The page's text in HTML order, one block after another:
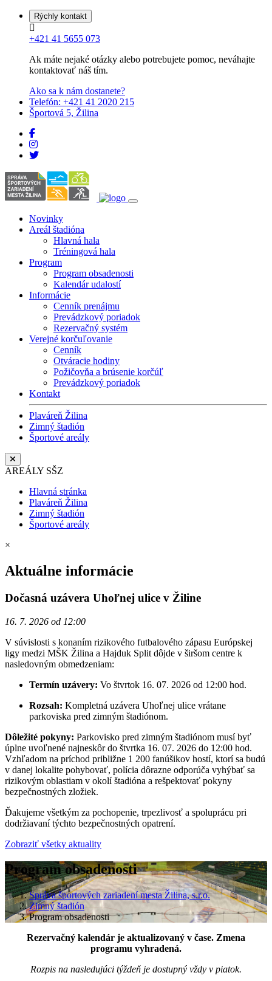
Rýchly kontakt
+421 41 5655 073
Ak máte nejaké otázky alebo potrebujete pomoc, neváhajte
kontaktovať náš tím.
Ako sa k nám dostanete?
Telefón: +421 41 2020 215
Športová 5, Žilina
Novinky
Areál štadióna
Hlavná hala
Tréningová hala
Program
Program obsadenosti
Kalendár udalostí
Informácie
Cenník prenájmu
Prevádzkový poriadok
Rezervačný systém
Verejné korčuľovanie
Cenník
Otváracie hodiny
Požičovňa a brúsenie korčúľ
Prevádzkový poriadok
Kontakt
Plaváreň Žilina
Zimný štadión
Športové areály
AREÁLY SŠZ
Hlavná stránka
Plaváreň Žilina
Zimný štadión
Športové areály
×
Aktuálne informácie
Dočasná uzávera Uhoľnej ulice v Žiline
16. 7. 2026 od 12:00
V súvislosti s konaním rizikového futbalového zápasu Európskej
ligy medzi MŠK Žilina a Hajduk Split dôjde v širšom centre k
nasledovným obmedzeniam:
Termín uzávery: Vo štvrtok 16. 07. 2026 od 12:00 hod.
Rozsah: Kompletná uzávera Uhoľnej ulice vrátane
parkoviska pred zimným štadiónom.
Dôležité pokyny: Parkovisko pred zimným štadiónom musí byť
úplne uvoľnené najneskôr do štvrtka 16. 07. 2026 do 12:00 hod.
Vzhľadom na príchod približne 1 200 fanúšikov hostí, ktorí sa budú
v danej lokalite pohybovať, polícia dôrazne odporúča vyhýbať sa
rizikovým oblastiam v okolí štadióna a rešpektovať pokyny
bezpečnostných zložiek.
Ďakujeme všetkým za pochopenie, trpezlivosť a spoluprácu pri
dodržiavaní týchto bezpečnostných opatrení.
Zobraziť všetky aktuality
Program obsadenosti
Správa športových zariadení mesta Žilina, s.r.o.
Zimný štadión
Program obsadenosti
Rezervačný kalendár je aktualizovaný v čase. Zmena
programu vyhradená.
Rozpis na nasledujúci týždeň je dostupný vždy v piatok.